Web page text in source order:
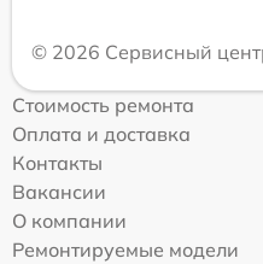
© 2026 Сервисный
Стоимость ремонта
Оплата и доставка
Контакты
Вакансии
О компании
Ремонтируемые модели